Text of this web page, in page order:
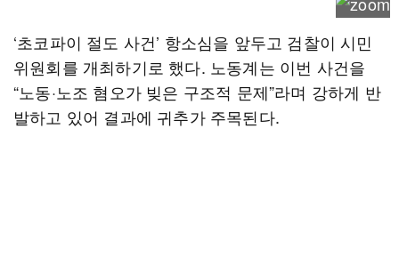
‘초코파이 절도 사건’ 항소심을 앞두고 검찰이 시민
위원회를 개최하기로 했다. 노동계는 이번 사건을
“노동·노조 혐오가 빚은 구조적 문제”라며 강하게 반
발하고 있어 결과에 귀추가 주목된다.